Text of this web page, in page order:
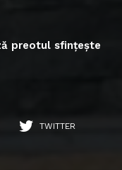
preotul sfințește
TWITTER